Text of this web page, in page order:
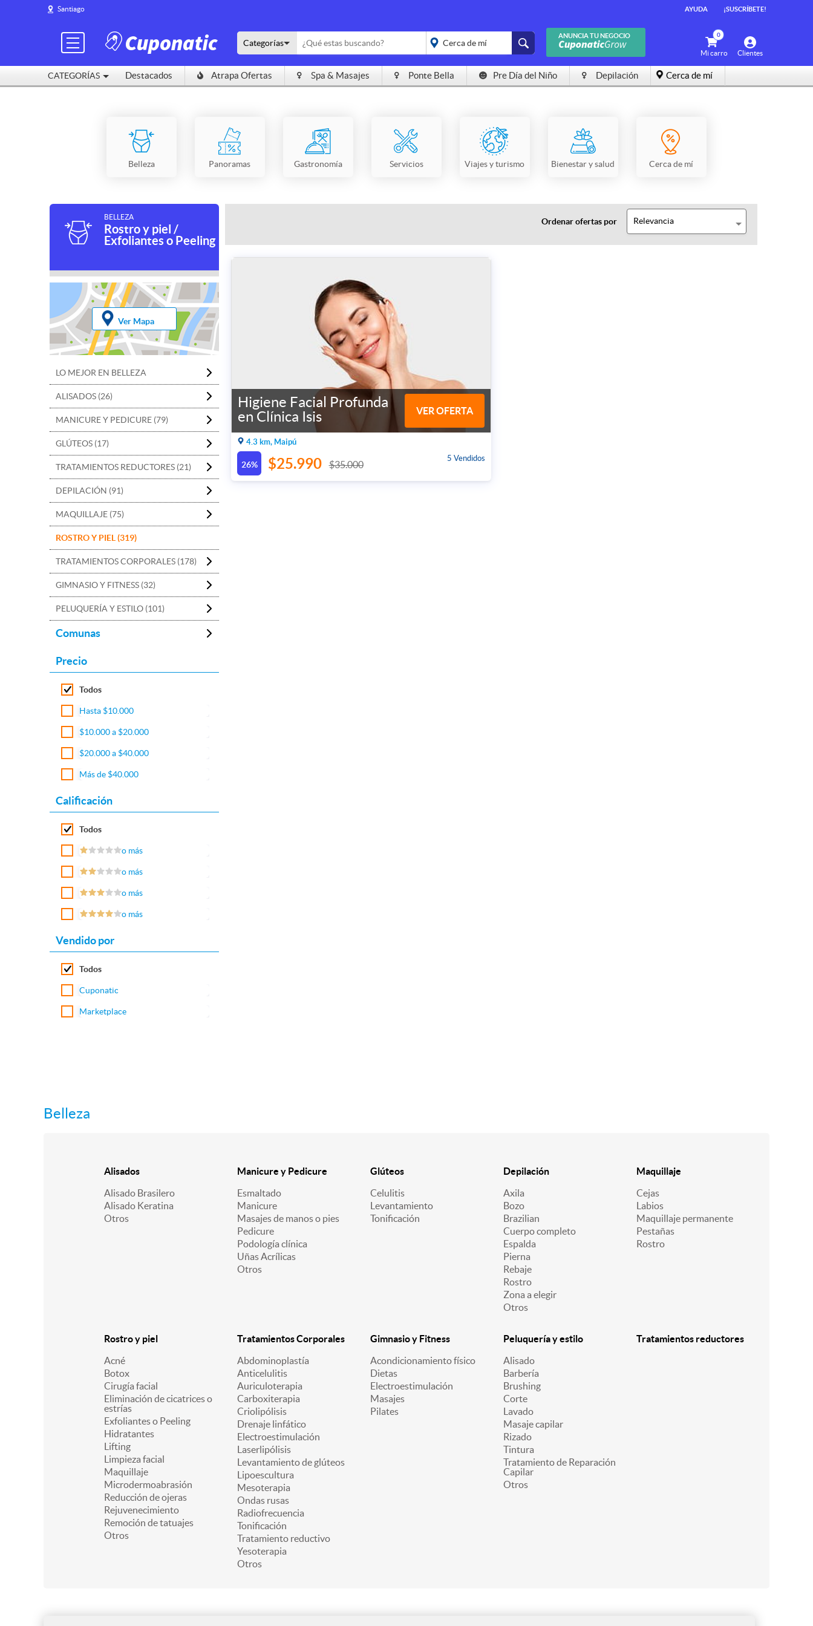
Santiago AYUDA ¡SUSCRÍBETE!
CATEGORÍAS
ANUNCIA TU NEGOCIO
Clientes
Categorías
placeholder="Todo el
0
Mi carro
Destacados Atrapa Ofertas Spa & Masajes Ponte Bella Pre Día del Niño Depilación Cerca de mí
Belleza Panoramas Gastronomía Servicios Viajes y turismo Bienestar y salud Cerca de mí
BELLEZA
Rostro y piel /
Exfoliantes o Peeling
Ver Mapa
LO MEJOR EN BELLEZA
ALISADOS (26)
MANICURE Y PEDICURE (79)
GLÚTEOS (17)
TRATAMIENTOS REDUCTORES (21)
DEPILACIÓN (91)
MAQUILLAJE (75)
ROSTRO Y PIEL (319)
TRATAMIENTOS CORPORALES (178)
GIMNASIO Y FITNESS (32)
PELUQUERÍA Y ESTILO (101)
Comunas
Precio
Todos
Hasta $10.000
$10.000 a $20.000
$20.000 a $40.000
Más de $40.000
Calificación
Todos
o más
o más
o más
o más
Vendido por
Todos
Cuponatic
Marketplace
Ordenar ofertas por Relevancia
Higiene Facial Profunda
en Clínica Isis
VER OFERTA
4.3 km, Maipú
26%
5 Vendidos
$25.990 $35.000
Belleza
Alisados
Alisado Brasilero
Alisado Keratina
Otros
Manicure y Pedicure
Esmaltado
Manicure
Masajes de manos o pies
Pedicure
Podología clínica
Uñas Acrílicas
Otros
Glúteos
Celulitis
Levantamiento
Tonificación
Depilación
Axila
Bozo
Brazilian
Cuerpo completo
Espalda
Pierna
Rebaje
Rostro
Zona a elegir
Otros
Maquillaje
Cejas
Labios
Maquillaje permanente
Pestañas
Rostro
Rostro y piel
Acné
Botox
Cirugía facial
Eliminación de cicatrices o
estrías
Exfoliantes o Peeling
Hidratantes
Lifting
Limpieza facial
Maquillaje
Microdermoabrasión
Reducción de ojeras
Rejuvenecimiento
Remoción de tatuajes
Otros
Tratamientos Corporales
Abdominoplastía
Anticelulitis
Auriculoterapia
Carboxiterapia
Criolipólisis
Drenaje linfático
Electroestimulación
Laserlipólisis
Levantamiento de glúteos
Lipoescultura
Mesoterapia
Ondas rusas
Radiofrecuencia
Tonificación
Tratamiento reductivo
Yesoterapia
Otros
Gimnasio y Fitness
Acondicionamiento físico
Dietas
Electroestimulación
Masajes
Pilates
Peluquería y estilo
Alisado
Barbería
Brushing
Corte
Lavado
Masaje capilar
Rizado
Tintura
Tratamiento de Reparación
Capilar
Otros
Tratamientos reductores